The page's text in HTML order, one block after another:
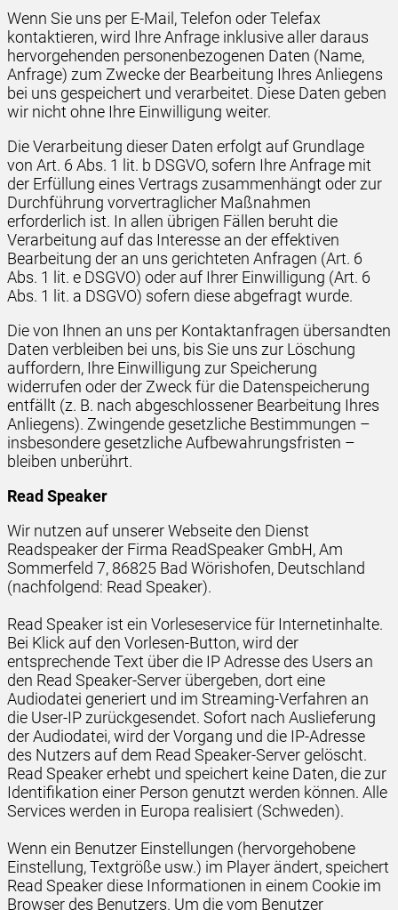
Wenn Sie uns per E-Mail, Telefon oder Telefax
kontaktieren, wird Ihre Anfrage inklusive aller daraus
hervorgehenden personenbezogenen Daten (Name,
Anfrage) zum Zwecke der Bearbeitung Ihres Anliegens
bei uns gespeichert und verarbeitet. Diese Daten geben
wir nicht ohne Ihre Einwilligung weiter.
Die Verarbeitung dieser Daten erfolgt auf Grundlage
von Art. 6 Abs. 1 lit. b DSGVO, sofern Ihre Anfrage mit
der Erfüllung eines Vertrags zusammenhängt oder zur
Durchführung vorvertraglicher Maßnahmen
erforderlich ist. In allen übrigen Fällen beruht die
Verarbeitung auf das Interesse an der effektiven
Bearbeitung der an uns gerichteten Anfragen (Art. 6
Abs. 1 lit. e DSGVO) oder auf Ihrer Einwilligung (Art. 6
Abs. 1 lit. a DSGVO) sofern diese abgefragt wurde.
Die von Ihnen an uns per Kontaktanfragen übersandten
Daten verbleiben bei uns, bis Sie uns zur Löschung
auffordern, Ihre Einwilligung zur Speicherung
widerrufen oder der Zweck für die Datenspeicherung
entfällt (z. B. nach abgeschlossener Bearbeitung Ihres
Anliegens). Zwingende gesetzliche Bestimmungen –
insbesondere gesetzliche Aufbewahrungsfristen –
bleiben unberührt.
Read Speaker
Wir nutzen auf unserer Webseite den Dienst
Readspeaker der Firma ReadSpeaker GmbH, Am
Sommerfeld 7, 86825 Bad Wörishofen, Deutschland
(nachfolgend: Read Speaker).
Read Speaker ist ein Vorleseservice für Internetinhalte.
Bei Klick auf den Vorlesen-Button, wird der
entsprechende Text über die IP Adresse des Users an
den Read Speaker-Server übergeben, dort eine
Audiodatei generiert und im Streaming-Verfahren an
die User-IP zurückgesendet. Sofort nach Auslieferung
der Audiodatei, wird der Vorgang und die IP-Adresse
des Nutzers auf dem Read Speaker-Server gelöscht.
Read Speaker erhebt und speichert keine Daten, die zur
Identifikation einer Person genutzt werden können. Alle
Services werden in Europa realisiert (Schweden).
Wenn ein Benutzer Einstellungen (hervorgehobene
Einstellung, Textgröße usw.) im Player ändert, speichert
Read Speaker diese Informationen in einem Cookie im
Browser des Benutzers. Um die vom Benutzer